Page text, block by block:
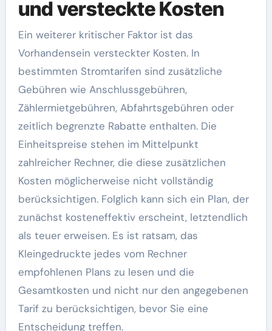
und versteckte Kosten
Ein weiterer kritischer Faktor ist das
Vorhandensein versteckter Kosten. In
bestimmten Stromtarifen sind zusätzliche
Gebühren wie Anschlussgebühren,
Zählermietgebühren, Abfahrtsgebühren oder
zeitlich begrenzte Rabatte enthalten. Die
Einheitspreise stehen im Mittelpunkt
zahlreicher Rechner, die diese zusätzlichen
Kosten möglicherweise nicht vollständig
berücksichtigen. Folglich kann sich ein Plan, der
zunächst kosteneffektiv erscheint, letztendlich
als teuer erweisen. Es ist ratsam, das
Kleingedruckte jedes vom Rechner
empfohlenen Plans zu lesen und die
Gesamtkosten und nicht nur den angegebenen
Tarif zu berücksichtigen, bevor Sie eine
Entscheidung treffen.